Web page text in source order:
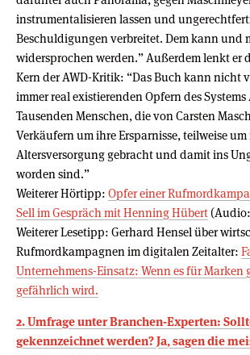
instrumentalisieren lassen und
Beschuldigungen verbreitet. Dem kann und
widersprochen werden.” Außerdem lenkt er
Kern der AWD-Kritik: “Das Buch kann nicht
immer real existierenden Opfern des
Tausenden Menschen, die von Carsten
Verkäufern um ihre Ersparnisse, teilweise um
Altersversorgung gebracht und damit ins
worden sind.”
Weiterer Hörtipp: Opfer einer
Sell im Gespräch mit Henning Hübert
Weiterer Lesetipp: Gerhard Hensel über
Rufmordkampagnen im digitalen Zeitalter:
Unternehmens-Einsatz: Wenn es für Marken
gefährlich wird.
2. Umfrage unter Branchen-Experten:
gekennzeichnet werden? Ja, sagen die